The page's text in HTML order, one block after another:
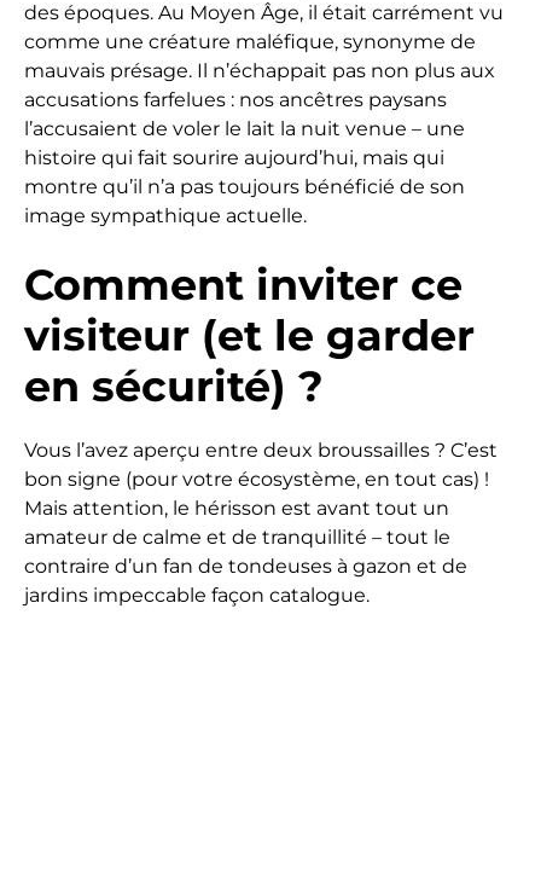
des époques. Au Moyen Âge, il était carrément vu
comme une créature maléfique, synonyme de
mauvais présage. Il n’échappait pas non plus aux
accusations farfelues : nos ancêtres paysans
l’accusaient de voler le lait la nuit venue – une
histoire qui fait sourire aujourd’hui, mais qui
montre qu’il n’a pas toujours bénéficié de son
image sympathique actuelle.
Comment inviter ce
visiteur (et le garder
en sécurité) ?
Vous l’avez aperçu entre deux broussailles ? C’est
bon signe (pour votre écosystème, en tout cas) !
Mais attention, le hérisson est avant tout un
amateur de calme et de tranquillité – tout le
contraire d’un fan de tondeuses à gazon et de
jardins impeccable façon catalogue.